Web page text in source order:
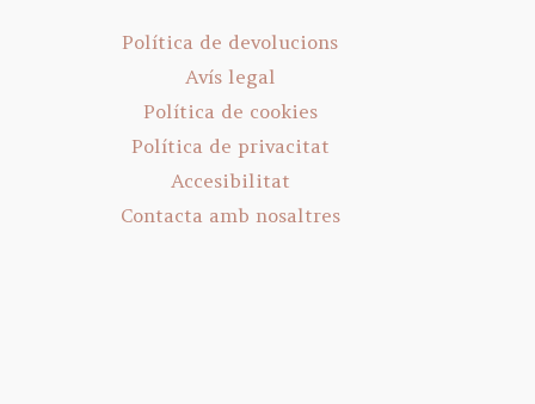
Política de devolucions
Avís legal
Política de cookies
Política de privacitat
Accesibilitat
Contacta amb nosaltres